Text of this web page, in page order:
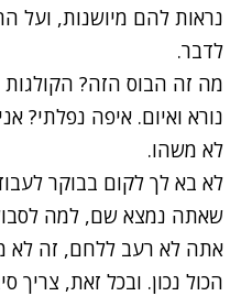
נראות להם מיושנות, ועל
לדבר.
מה זה הבוס הזה?
נורא ואיום. איפה נפלתי?
לא משהו.
לא בא לך לקום בבוקר
שאתה נמצא שם, למה
אתה לא רעב ללחם, זה לא
הכול נכון. ובכל זאת, צריך